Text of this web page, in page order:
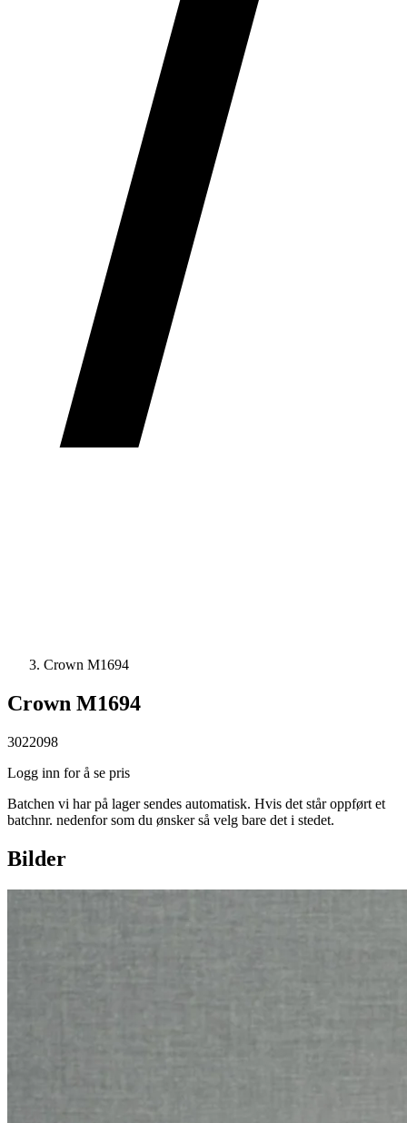
Crown M1694
Crown M1694
3022098
Logg inn for å se pris
Batchen vi har på lager sendes automatisk. Hvis det står oppført et
batchnr. nedenfor som du ønsker så velg bare det i stedet.
Bilder